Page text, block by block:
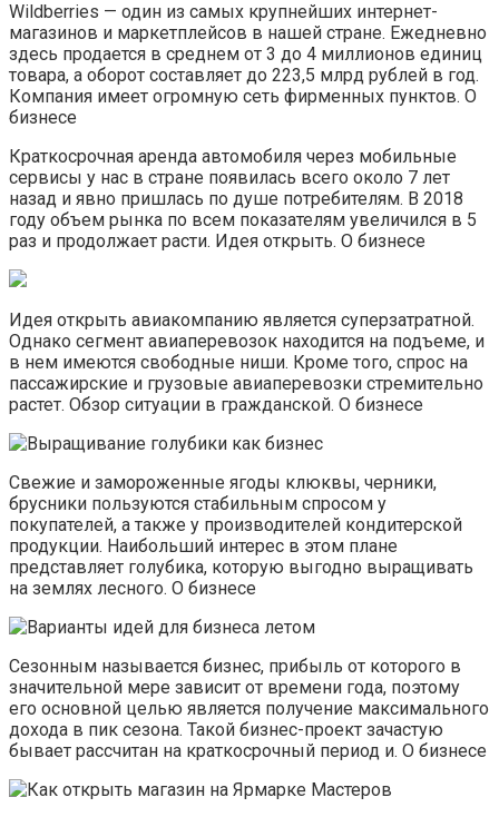
Wildberries — один из самых крупнейших интернет-
магазинов и маркетплейсов в нашей стране. Ежедневно
здесь продается в среднем от 3 до 4 миллионов единиц
товара, а оборот составляет до 223,5 млрд рублей в год.
Компания имеет огромную сеть фирменных пунктов. О
бизнесе
Краткосрочная аренда автомобиля через мобильные
сервисы у нас в стране появилась всего около 7 лет
назад и явно пришлась по душе потребителям. В 2018
году объем рынка по всем показателям увеличился в 5
раз и продолжает расти. Идея открыть. О бизнесе
Идея открыть авиакомпанию является суперзатратной.
Однако сегмент авиаперевозок находится на подъеме, и
в нем имеются свободные ниши. Кроме того, спрос на
пассажирские и грузовые авиаперевозки стремительно
растет. Обзор ситуации в гражданской. О бизнесе
Свежие и замороженные ягоды клюквы, черники,
брусники пользуются стабильным спросом у
покупателей, а также у производителей кондитерской
продукции. Наибольший интерес в этом плане
представляет голубика, которую выгодно выращивать
на землях лесного. О бизнесе
Сезонным называется бизнес, прибыль от которого в
значительной мере зависит от времени года, поэтому
его основной целью является получение максимального
дохода в пик сезона. Такой бизнес-проект зачастую
бывает рассчитан на краткосрочный период и. О бизнесе